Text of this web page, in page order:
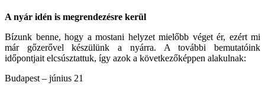
A nyár idén is megrendezésre kerül
Bízunk benne, hogy a mostani helyzet mielőbb véget ér, ezért mi
már gőzerővel készülünk a nyárra. A további bemutatóink
időpontjait elcsúsztattuk, így azok a következőképpen alakulnak:
Budapest – június 21